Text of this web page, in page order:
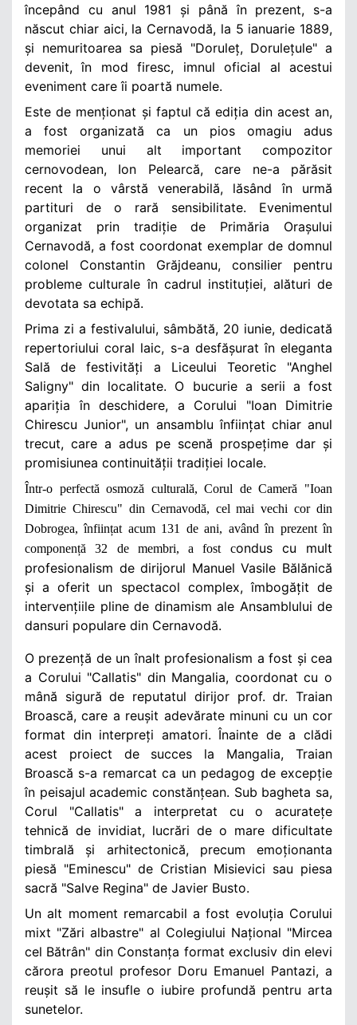
începând cu anul 1981 și până în prezent, s-a
născut chiar aici, la Cernavodă, la 5 ianuarie 1889,
și nemuritoarea sa piesă "Doruleț, Dorulețule" a
devenit, în mod firesc, imnul oficial al acestui
eveniment care îi poartă numele.
Este de menționat și faptul că ediția din acest an,
a fost organizată ca un pios omagiu adus
memoriei unui alt important compozitor
cernovodean, Ion Pelearcă, care ne-a părăsit
recent la o vârstă venerabilă, lăsând în urmă
partituri de o rară sensibilitate. Evenimentul
organizat prin tradiție de Primăria Orașului
Cernavodă, a fost coordonat exemplar de domnul
colonel Constantin Grăjdeanu, consilier pentru
probleme culturale în cadrul instituției, alături de
devotata sa echipă.
Prima zi a festivalului, sâmbătă, 20 iunie, dedicată
repertoriului coral laic, s-a desfășurat în eleganta
Sală de festivități a Liceului Teoretic "Anghel
Saligny" din localitate. O bucurie a serii a fost
apariția în deschidere, a Corului "Ioan Dimitrie
Chirescu Junior", un ansamblu înființat chiar anul
trecut, care a adus pe scenă prospețime dar și
promisiunea continuității tradiției locale.
Într-o perfectă osmoză culturală, Corul de Cameră "Ioan
Dimitrie Chirescu" din Cernavodă, cel mai vechi cor din
Dobrogea, înființat acum 131 de ani, având în prezent în
componență 32 de membri, a fost condus cu mult
profesionalism de dirijorul Manuel Vasile Bălănică
și a oferit un spectacol complex, îmbogățit de
intervențiile pline de dinamism ale Ansamblului de
dansuri populare din Cernavodă.
O prezență de un înalt profesionalism a fost și cea
a Corului "Callatis" din Mangalia, coordonat cu o
mână sigură de reputatul dirijor prof. dr. Traian
Broască, care a reușit adevărate minuni cu un cor
format din interpreți amatori. Înainte de a clădi
acest proiect de succes la Mangalia, Traian
Broască s-a remarcat ca un pedagog de excepție
în peisajul academic constănțean. Sub bagheta sa,
Corul "Callatis" a interpretat cu o acuratețe
tehnică de invidiat, lucrări de o mare dificultate
timbrală și arhitectonică, precum emoționanta
piesă "Eminescu" de Cristian Misievici sau piesa
sacră "Salve Regina" de Javier Busto.
Un alt moment remarcabil a fost evoluția Corului
mixt "Zări albastre" al Colegiului Național "Mircea
cel Bătrân" din Constanța format exclusiv din elevi
cărora preotul profesor Doru Emanuel Pantazi, a
reușit să le insufle o iubire profundă pentru arta
sunetelor.